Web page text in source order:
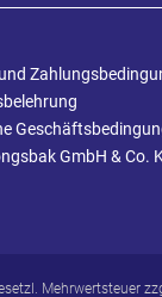
GmbH & Co.
Mehrwertsteuer